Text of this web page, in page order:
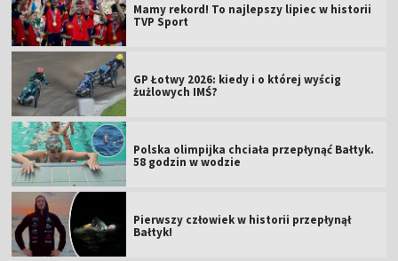
Mamy rekord! To najlepszy lipiec w historii
TVP Sport
GP Łotwy 2026: kiedy i o której wyścig
żużlowych IMŚ?
Polska olimpijka chciała przepłynąć Bałtyk.
58 godzin w wodzie
Pierwszy człowiek w historii przepłynął
Bałtyk!